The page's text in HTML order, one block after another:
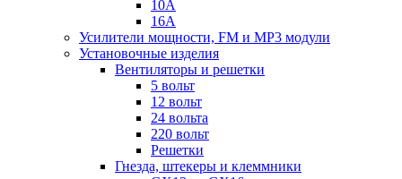
10А
16А
Усилители мощности, FM и MP3 модули
Установочные изделия
Вентиляторы и решетки
5 вольт
12 вольт
24 вольта
220 вольт
Решетки
Гнезда, штекеры и клеммники